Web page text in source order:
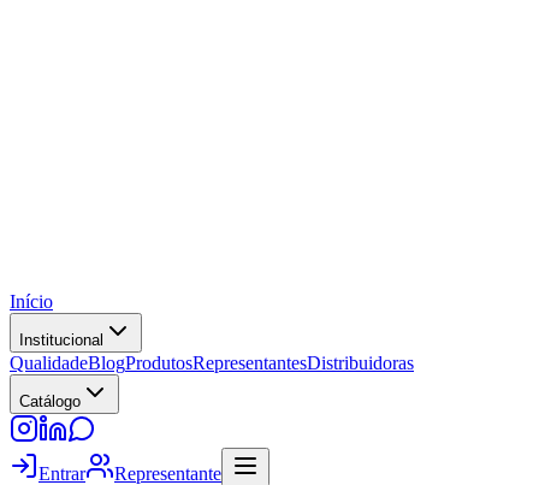
Início
Institucional
QualidadeBlogProdutosRepresentantesDistribuidoras
Catálogo
Entrar
Representante